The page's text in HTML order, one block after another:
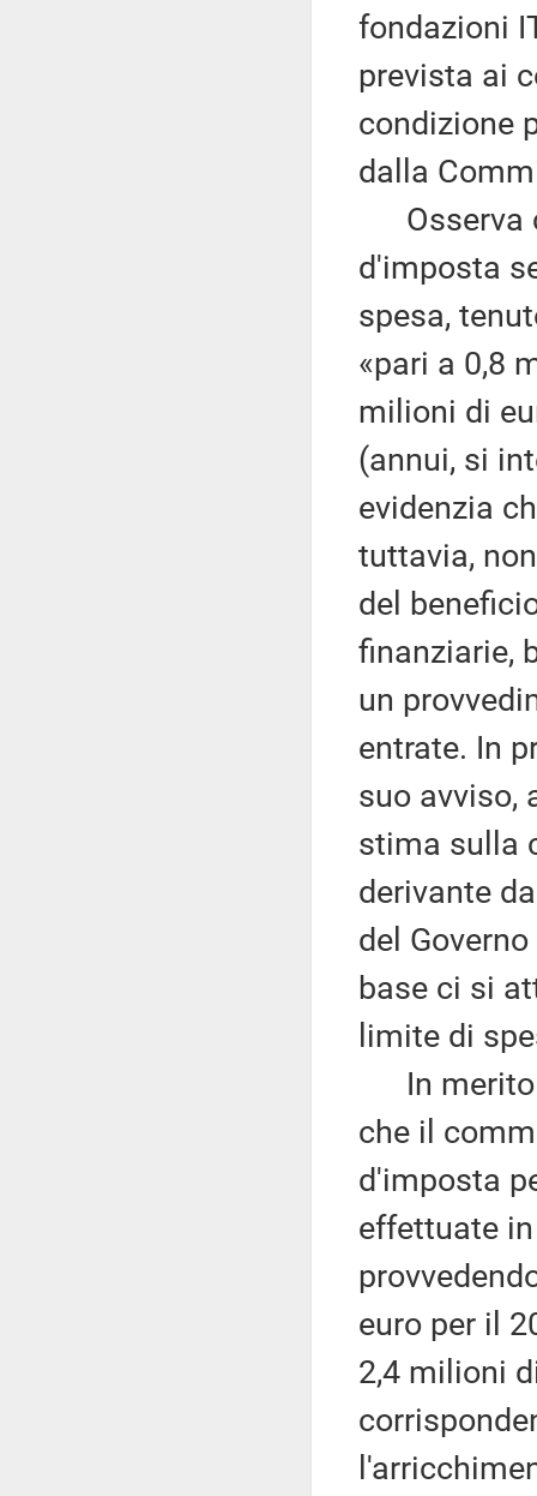
fondazioni
prevista ai
condizione
dalla
Osserva
d'imposta
spesa,
«pari a 0,8
milioni di
(annui, si
evidenzia
tuttavia,
del
finanziarie,
un
entrate. In
suo avviso,
stima sulla
derivante
del
base ci si
limite di
In merito
che il
d'imposta
effettuate
euro per il
2,4 milioni